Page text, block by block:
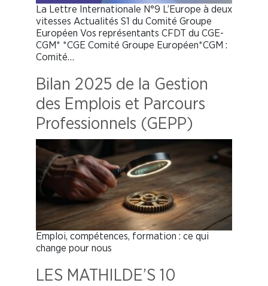
La Lettre Internationale N°9 L’Europe à deux
vitesses Actualités S1 du Comité Groupe
Européen Vos représentants CFDT du CGE-
CGM* *CGE Comité Groupe Européen*CGM :
Comité…
Bilan 2025 de la Gestion
des Emplois et Parcours
Professionnels (GEPP)
Emploi, compétences, formation : ce qui
change pour nous
LES MATHILDE’S 10